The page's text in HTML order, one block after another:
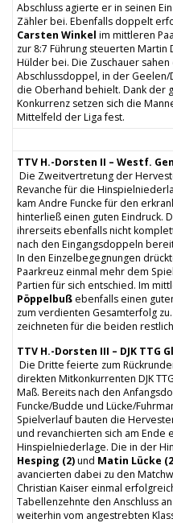
Abschluss agierte er in seinen
Zähler bei. Ebenfalls doppelt
Carsten Winkel im mittleren
zur 8:7 Führung steuerten
Hülder bei. Die Zuschauer
Abschlussdoppel, in der
die Oberhand behielt. Dank der
Konkurrenz setzen sich die
Mittelfeld der Liga fest.
TTV H.-Dorsten II – Westf.
Die Zweitvertretung der
Revanche für die
kam Andre Funcke für den
hinterließ einen guten Eindruck.
ihrerseits ebenfalls nicht
nach den Eingangsdoppeln
In den Einzelbegegnungen
Paarkreuz einmal mehr dem
Partien für sich entschied. Im
Pöppelbuß ebenfalls einen
zum verdienten Gesamterfolg
zeichneten für die beiden
TTV H.-Dorsten III – DJK TTG
Die Dritte feierte zum
direkten Mitkonkurrenten DJK
Maß. Bereits nach den
Funcke/Budde und Lücke/
Spielverlauf bauten die
und revanchierten sich am Ende
Hinspielniederlage. Die in der
Hesping (2)und Matin Lücke
avancierten dabei zu den
Christian Kaiser einmal
Tabellenzehnte den Anschluss
weiterhin vom angestrebten